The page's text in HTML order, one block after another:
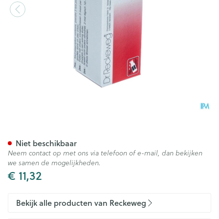
€ 11,32
Niet beschikbaar
Neem contact op met ons via telefoon of e-mail, dan bekijken
we samen de mogelijkheden.
Bekijk alle producten van Reckeweg